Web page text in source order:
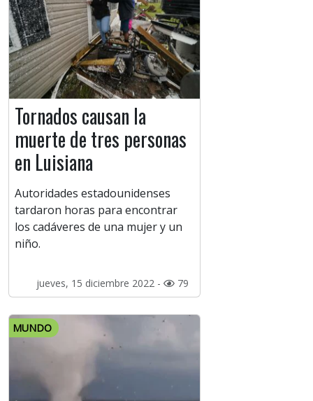
Tornados causan la
muerte de tres personas
en Luisiana
Autoridades estadounidenses
tardaron horas para encontrar
los cadáveres de una mujer y un
niño.
jueves, 15 diciembre 2022 - 79
MUNDO